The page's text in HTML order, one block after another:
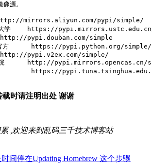
源。
阿里云	http://mirrors.aliyun.com/pypi/simple/
# 中国科技大学 	https://
# 豆瓣	 http://pypi.douban.com/simple
# Python官方	 https://pypi.python.org/simple/
# v2ex	 http://pypi.v2ex.com/simple/
# 中国科学院 	http://
# 清华大学	 https://
时请注明出处 谢谢
,欢迎来到乱码三千技术博客站
间停在Updating Homebrew 这个步骤